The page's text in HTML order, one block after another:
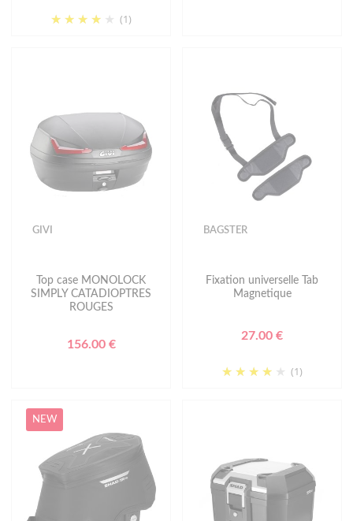
(1)
GIVI
Top case MONOLOCK
SIMPLY CATADIOPTRES
ROUGES
156.00 €
BAGSTER
Fixation universelle Tab
Magnetique
27.00 €
(1)
NEW